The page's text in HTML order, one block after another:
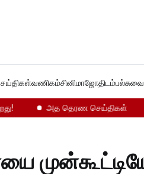
வணிகம்சினிமாஜோதிடம்பல்சுவை
அத தெரண செய்திகள்